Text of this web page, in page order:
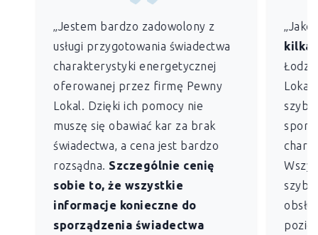
„Jestem bardzo zadowolony z
usługi przygotowania świadectwa
charakterystyki energetycznej
oferowanej przez firmę Pewny
Lokal. Dzięki ich pomocy nie
muszę się obawiać kar za brak
świadectwa, a cena jest bardzo
rozsądna. Szczególnie cenię
sobie to, że wszystkie
informacje konieczne do
sporządzenia świadectwa
„Jako
Łodzi)
Lokal